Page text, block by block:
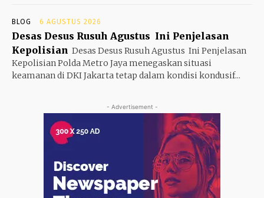
BLOG 6 AGUSTUS 2026
Desas Desus Rusuh Agustus Ini Penjelasan
Kepolisian Desas Desus Rusuh Agustus Ini Penjelasan
Kepolisian Polda Metro Jaya menegaskan situasi
keamanan di DKI Jakarta tetap dalam kondisi kondusif...
- Advertisement -